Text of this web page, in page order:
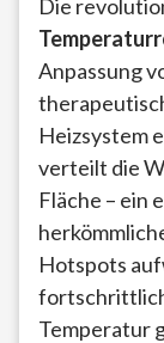
Die
Anpassung
Heizsystem
verteilt die
Fläche – ein
Hotspots
Temperatur